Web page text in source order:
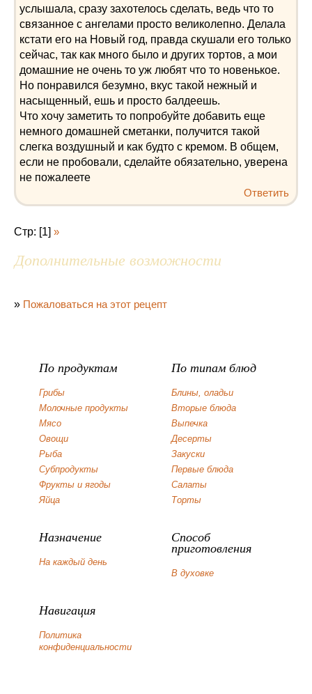
услышала, сразу захотелось сделать, ведь что то
связанное с ангелами просто великолепно. Делала
кстати его на Новый год, правда скушали его только
сейчас, так как много было и других тортов, а мои
домашние не очень то уж любят что то новенькое.
Но понравился безумно, вкус такой нежный и
насыщенный, ешь и просто балдеешь.
Что хочу заметить то попробуйте добавить еще
немного домашней сметанки, получится такой
слегка воздушный и как будто с кремом. В общем,
если не пробовали, сделайте обязательно, уверена
не пожалеете
Ответить
Стр: [1] »
Дополнительные возможности
» Пожаловаться на этот рецепт
По продуктам
Грибы
Молочные продукты
Мясо
Овощи
Рыба
Субпродукты
Фрукты и ягоды
Яйца
По типам блюд
Блины, оладьи
Вторые блюда
Выпечка
Десерты
Закуски
Первые блюда
Салаты
Торты
Назначение
На каждый день
Способ
приготовления
В духовке
Навигация
Политика
конфиденциальности